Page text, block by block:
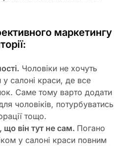
маркетингу
Чоловіки не хочуть
салоні краси, де все
Саме тому варто додати
чоловіків, потурбуватись
тощо.
що він тут не сам. Погано
у салоні краси повним